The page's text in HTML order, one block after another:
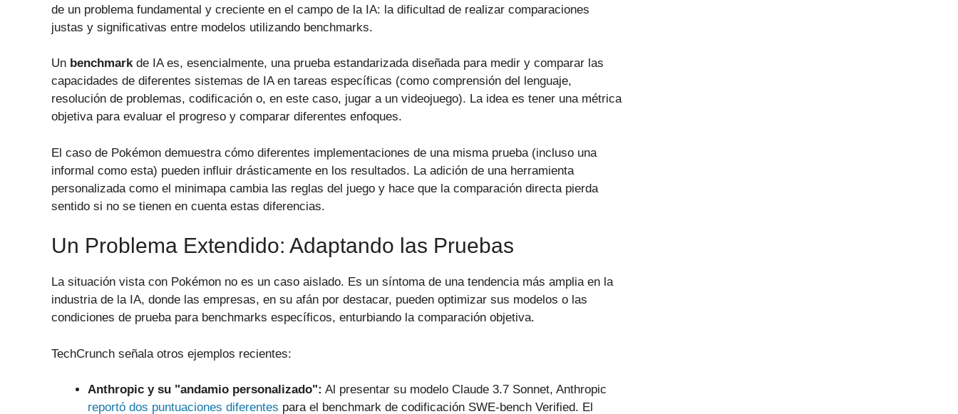
de un problema fundamental y creciente en el campo de la IA: la dificultad de realizar comparaciones
justas y significativas entre modelos utilizando benchmarks.
Un benchmarkde IA es, esencialmente, una prueba estandarizada diseñada para medir y comparar las
capacidades de diferentes sistemas de IA en tareas específicas (como comprensión del lenguaje,
resolución de problemas, codificación o, en este caso, jugar a un videojuego). La idea es tener una métrica
objetiva para evaluar el progreso y comparar diferentes enfoques.
El caso de Pokémon demuestra cómo diferentes implementaciones de una misma prueba (incluso una
informal como esta) pueden influir drásticamente en los resultados. La adición de una herramienta
personalizada como el minimapa cambia las reglas del juego y hace que la comparación directa pierda
sentido si no se tienen en cuenta estas diferencias.
Un Problema Extendido: Adaptando las Pruebas
La situación vista con Pokémon no es un caso aislado. Es un síntoma de una tendencia más amplia en la
industria de la IA, donde las empresas, en su afán por destacar, pueden optimizar sus modelos o las
condiciones de prueba para benchmarks específicos, enturbiando la comparación objetiva.
TechCrunch señala otros ejemplos recientes:
Anthropic y su "andamio personalizado": Al presentar su modelo Claude 3.7 Sonnet, Anthropic
reportó dos puntuaciones diferentes para el benchmark de codificación SWE-bench Verified. El